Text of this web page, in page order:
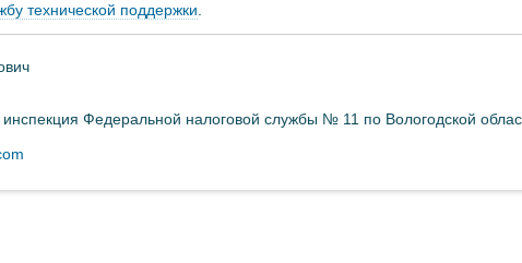
технической поддержки
Федеральной налоговой службы № 11 по Вологодской